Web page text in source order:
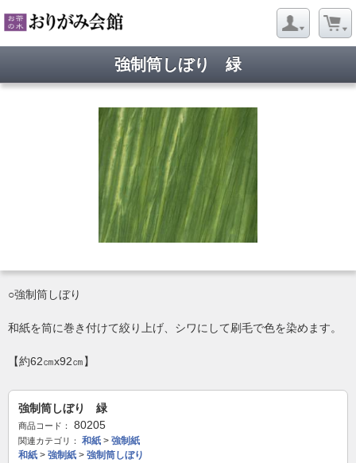
強制筒しぼり 緑
○強制筒しぼり
和紙を筒に巻き付けて絞り上げ、シワにして刷毛で色を染めます。
【約62㎝x92㎝】
強制筒しぼり 緑
商品コード： 80205
関連カテゴリ： 和紙 > 強制紙
和紙 > 強制紙 > 強制筒しぼり